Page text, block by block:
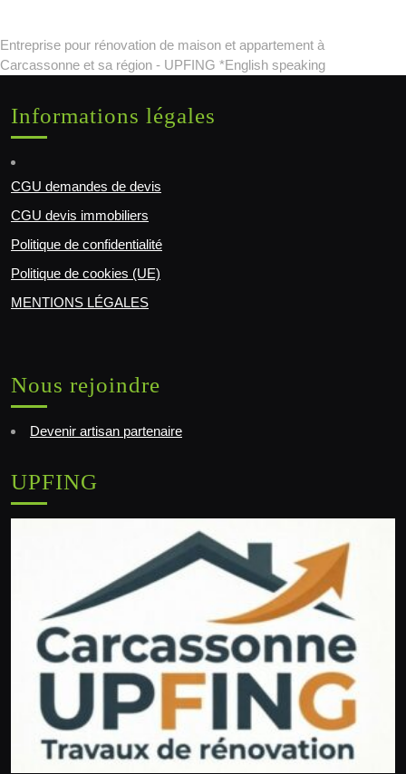
Entreprise pour rénovation de maison et appartement à
Carcassonne et sa région - UPFING *English speaking
Informations légales
CGU demandes de devis
CGU devis immobiliers
Politique de confidentialité
Politique de cookies (UE)
MENTIONS LÉGALES
Nous rejoindre
Devenir artisan partenaire
UPFING